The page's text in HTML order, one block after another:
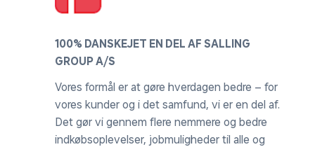
100% DANSKEJET EN DEL AF SALLING
GROUP A/S
Vores formål er at gøre hverdagen bedre – for
vores kunder og i det samfund, vi er en del af.
Det gør vi gennem flere nemmere og bedre
indkøbsoplevelser, jobmuligheder til alle og